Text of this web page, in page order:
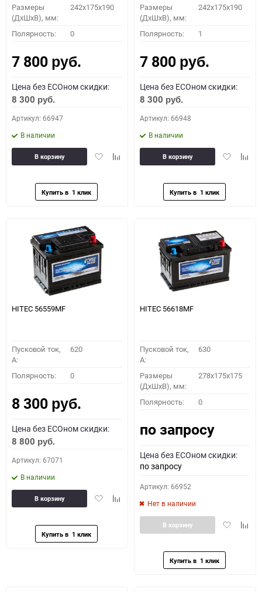
Размеры
(ДхШхВ), мм:
242x175x190
Полярность: 0
7 800 руб.
Цена без ECOном скидки:
8 300 руб.
Артикул: 66947
В наличии
ДобавитьДобавить
В корзину
Размеры
(ДхШхВ), мм:
242x175x190
Полярность: 1
7 800 руб.
Цена без ECOном скидки:
8 300 руб.
Артикул: 66948
В наличии
Добавить
В корзину
HITEC 56559MF
Пусковой ток,
A:
620
Полярность: 0
8 300 руб.
Цена без ECOном скидки:
8 800 руб.
Артикул: 67071
В наличии
ДобавитьДобавить
сравнению
В корзину
HITEC 56618MF
Пусковой ток,
A:
630
Размеры
(ДхШхВ), мм:
278x175x175
Полярность: 0
по запросу
Цена без ECOном скидки:
по запросу
Артикул: 66952
Нет в наличии
Добавить
В корзину